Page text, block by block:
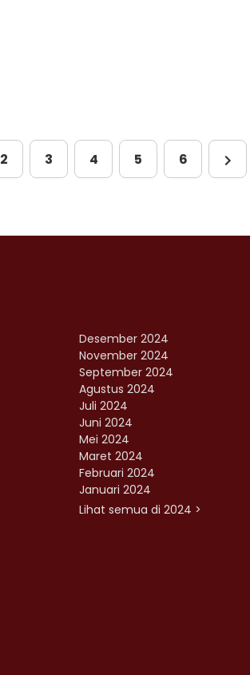
2 3 4 5 6
Desember 2024
November 2024
September 2024
Agustus 2024
Juli 2024
Juni 2024
Mei 2024
Maret 2024
Februari 2024
Januari 2024
Lihat semua di 2024 >